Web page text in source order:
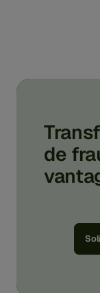
de